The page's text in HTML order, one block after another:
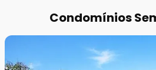
Condomínios